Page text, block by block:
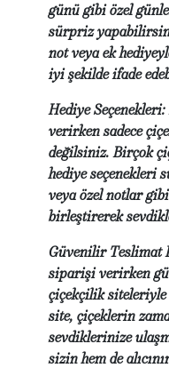
günü gibi özel
sürpriz
not veya ek
iyi şekilde ifade
Hediye
verirken sadece
değilsiniz. Birçok
hediye seçenekleri
veya özel notlar
birleştirerek
Güvenilir Teslimat
siparişi verirken
çiçekçilik siteleriyle
site, çiçeklerin
sevdiklerinize
sizin hem de